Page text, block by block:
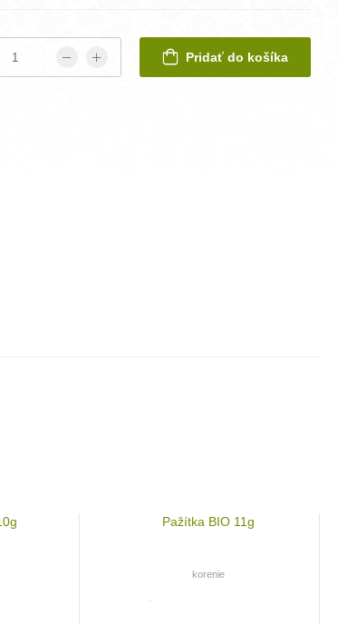
Pridať do košíka
Pažítka BIO 11g
korenie